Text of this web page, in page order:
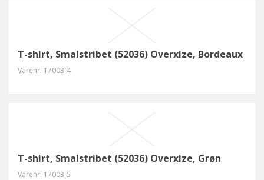
T-shirt, Smalstribet (52036) Overxize, Bordeaux
Varenr. 17003-4
T-shirt, Smalstribet (52036) Overxize, Grøn
Varenr. 17003-5